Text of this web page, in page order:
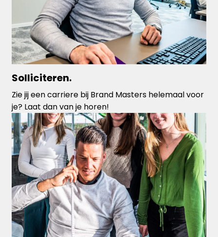
Solliciteren.
Zie jij een carriere bij Brand Masters helemaal voor
je? Laat dan van je horen!